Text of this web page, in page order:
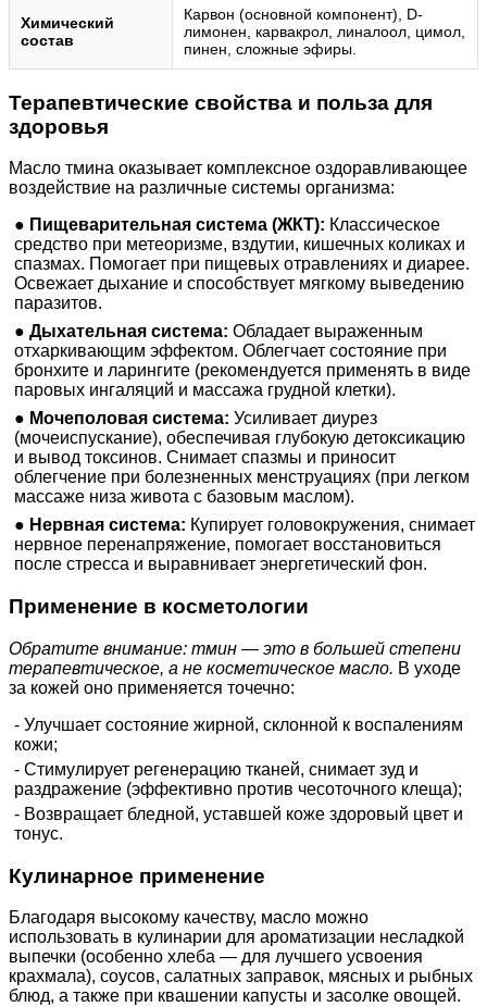
Химический
состав
Карвон (основной компонент), D-
лимонен, карвакрол, линалоол, цимол,
пинен, сложные эфиры.
Терапевтические свойства и польза для
здоровья
Масло тмина оказывает комплексное оздоравливающее
воздействие на различные системы организма:
● Пищеварительная система (ЖКТ): Классическое
средство при метеоризме, вздутии, кишечных коликах и
спазмах. Помогает при пищевых отравлениях и диарее.
Освежает дыхание и способствует мягкому выведению
паразитов.
● Дыхательная система: Обладает выраженным
отхаркивающим эффектом. Облегчает состояние при
бронхите и ларингите (рекомендуется применять в виде
паровых ингаляций и массажа грудной клетки).
● Мочеполовая система: Усиливает диурез
(мочеиспускание), обеспечивая глубокую детоксикацию
и вывод токсинов. Снимает спазмы и приносит
облегчение при болезненных менструациях (при легком
массаже низа живота с базовым маслом).
● Нервная система: Купирует головокружения, снимает
нервное перенапряжение, помогает восстановиться
после стресса и выравнивает энергетический фон.
Применение в косметологии
Обратите внимание: тмин — это в большей степени
терапевтическое, а не косметическое масло. В уходе
за кожей оно применяется точечно:
- Улучшает состояние жирной, склонной к воспалениям
кожи;
- Стимулирует регенерацию тканей, снимает зуд и
раздражение (эффективно против чесоточного клеща);
- Возвращает бледной, уставшей коже здоровый цвет и
тонус.
Кулинарное применение
Благодаря высокому качеству, масло можно
использовать в кулинарии для ароматизации несладкой
выпечки (особенно хлеба — для лучшего усвоения
крахмала), соусов, салатных заправок, мясных и рыбных
блюд, а также при квашении капусты и засолке овощей.